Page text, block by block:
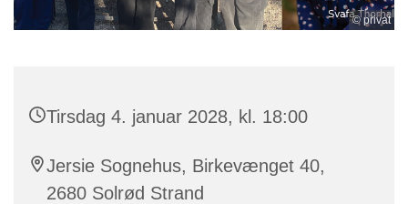
© privat
Tirsdag 4. januar 2028, kl. 18:00
Jersie Sognehus, Birkevænget 40,
2680 Solrød Strand